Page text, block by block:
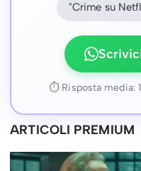
"Crime su
⏱ Risposta media:
ARTICOLI PREMIUM